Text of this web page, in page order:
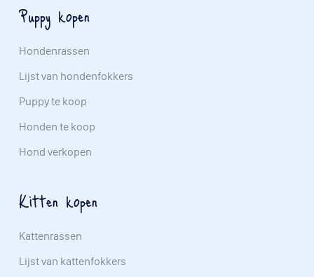
Puppy kopen
Hondenrassen
Lijst van hondenfokkers
Puppy te koop
Honden te koop
Hond verkopen
Kitten kopen
Kattenrassen
Lijst van kattenfokkers